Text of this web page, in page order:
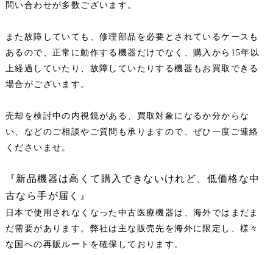
問い合わせが多数ございます。
また故障していても、修理部品を必要とされているケースも
あるので、正常に動作する機器だけでなく、購入から15年以
上経過していたり、故障していたりする機器もお買取できる
場合がございます。
売却を検討中の内視鏡がある、買取対象になるか分からな
い、などのご相談やご質問も承りますので、ぜひ一度ご連絡
くださいませ。
『新品機器は高くて購入できないけれど、低価格な中
古なら手が届く』
日本で使用されなくなった中古医療機器は、海外ではまだま
だ需要があります。弊社は主な販売先を海外に限定し、様々
な国への再販ルートを確保しております。